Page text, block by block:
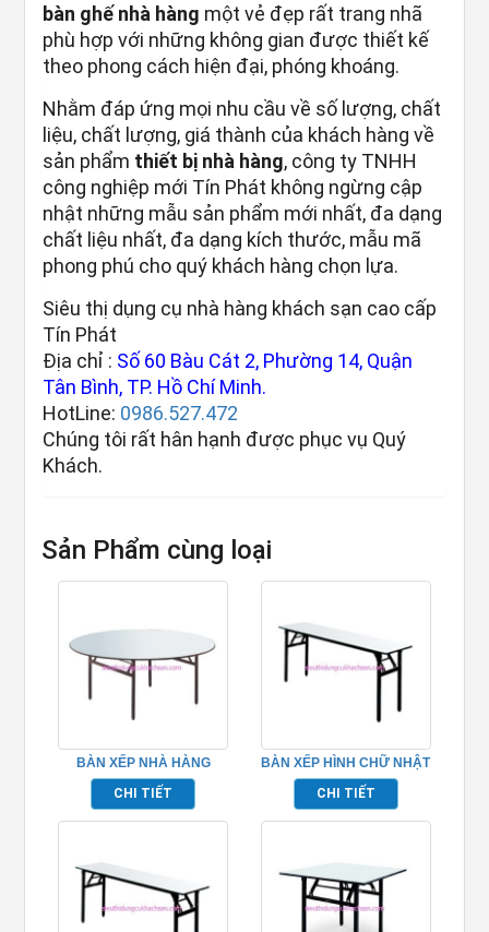
bàn ghế nhà hàng một vẻ đẹp rất trang nhã
phù hợp với những không gian được thiết kế
theo phong cách hiện đại, phóng khoáng.
Nhằm đáp ứng mọi nhu cầu về số lượng, chất
liệu, chất lượng, giá thành của khách hàng về
sản phẩm thiết bị nhà hàng, công ty TNHH
công nghiệp mới Tín Phát không ngừng cập
nhật những mẫu sản phẩm mới nhất, đa dạng
chất liệu nhất, đa dạng kích thước, mẫu mã
phong phú cho quý khách hàng chọn lựa.
Siêu thị dụng cụ nhà hàng khách sạn cao cấp
Tín Phát
Địa chỉ : Số 60 Bàu Cát 2, Phường 14, Quận
Tân Bình, TP. Hồ Chí Minh.
HotLine: 0986.527.472
Chúng tôi rất hân hạnh được phục vụ Quý
Khách.
Sản Phẩm cùng loại
BÀN XẾP NHÀ HÀNG
TRÒN – TP662005
CHI TIẾT
BÀN XẾP HÌNH CHỮ NHẬT
– TP662009
CHI TIẾT